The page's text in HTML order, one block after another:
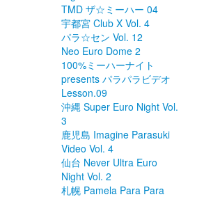
TMD ザ☆ミーハー 04
宇都宮 Club X Vol. 4
パラ☆セン Vol. 12
Neo Euro Dome 2
100%ミーハーナイト
presents パラパラビデオ
Lesson.09
沖縄 Super Euro Night Vol.
3
鹿児島 Imagine Parasuki
Video Vol. 4
仙台 Never Ultra Euro
Night Vol. 2
札幌 Pamela Para Para